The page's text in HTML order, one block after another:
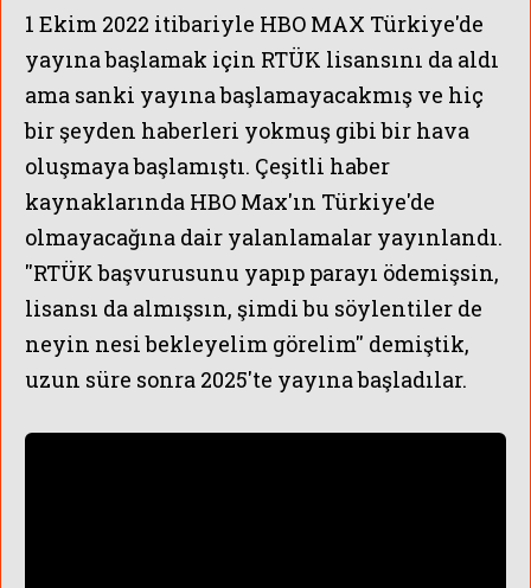
İLK KEZ
1 Ekim 2022 itibariyle HBO MAX Türkiye'de
yayına başlamak için RTÜK lisansını da aldı
ama sanki yayına başlamayacakmış ve hiç
bir şeyden haberleri yokmuş gibi bir hava
oluşmaya başlamıştı. Çeşitli haber
kaynaklarında HBO Max'ın Türkiye'de
olmayacağına dair yalanlamalar yayınlandı.
''RTÜK başvurusunu yapıp parayı ödemişsin,
lisansı da almışsın, şimdi bu söylentiler de
neyin nesi bekleyelim görelim'' demiştik,
uzun süre sonra 2025'te yayına başladılar.